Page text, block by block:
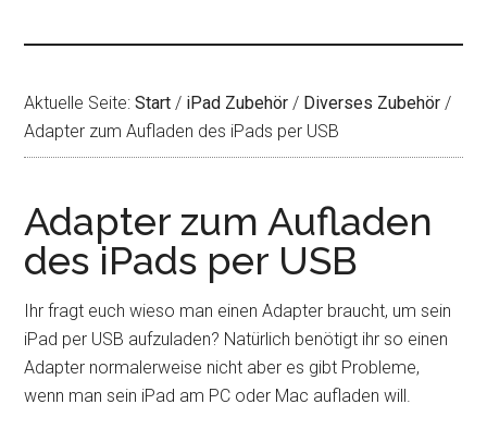
Aktuelle Seite:Start / iPad Zubehör / Diverses Zubehör /
Adapter zum Aufladen des iPads per USB
Adapter zum Aufladen
des iPads per USB
Ihr fragt euch wieso man einen Adapter braucht, um sein
iPad per USB aufzuladen? Natürlich benötigt ihr so einen
Adapter normalerweise nicht aber es gibt Probleme,
wenn man sein iPad am PC oder Mac aufladen will.